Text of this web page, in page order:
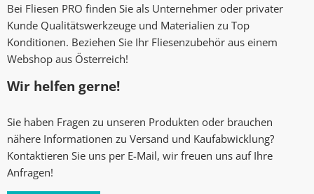
Bei Fliesen PRO finden Sie als Unternehmer oder privater
Kunde Qualitätswerkzeuge und Materialien zu Top
Konditionen. Beziehen Sie Ihr Fliesenzubehör aus einem
Webshop aus Österreich!
Wir helfen gerne!
Sie haben Fragen zu unseren Produkten oder brauchen
nähere Informationen zu Versand und Kaufabwicklung?
Kontaktieren Sie uns per E-Mail, wir freuen uns auf Ihre
Anfragen!